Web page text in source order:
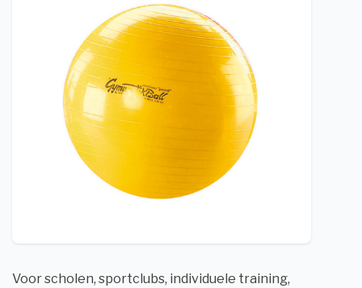
Voor scholen, sportclubs, individuele training,